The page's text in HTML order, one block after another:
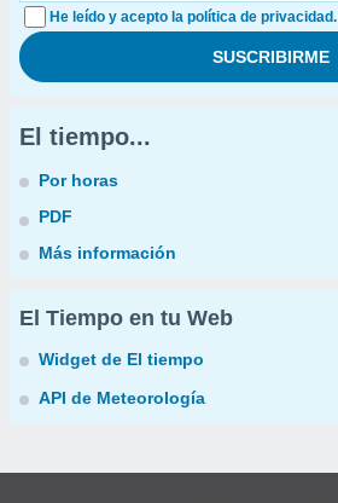
He leído y acepto la política de privacidad.
El tiempo...
Por horas
PDF
Más información
El Tiempo en tu Web
Widget de El tiempo
API de Meteorología